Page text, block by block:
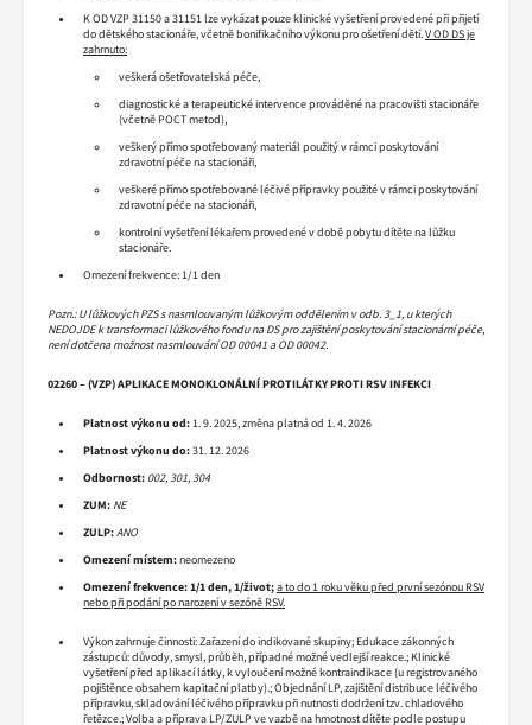
K OD VZP 31150 a 31151 lze vykázat pouze klinické vyšetření provedené při přijetí
do dětského stacionáře, včetně bonifikačního výkonu pro ošetření dětí.V OD DS je
zahrnuto:
veškerá ošetřovatelská péče,
diagnostické a terapeutické intervence prováděné na pracovišti stacionáře
(včetně POCT metod),
veškerý přímo spotřebovaný materiál použitý v rámci poskytování
zdravotní péče na stacionáři,
veškeré přímo spotřebované léčivé přípravky použité v rámci poskytování
zdravotní péče na stacionáři,
kontrolní vyšetření lékařem provedené v době pobytu dítěte na lůžku
stacionáře.
Omezení frekvence: 1/1 den
Pozn.: U lůžkových PZS s nasmlouvaným lůžkovým oddělením v odb. 3_1, u kterých
NEDOJDE k transformaci lůžkového fondu na DS pro zajištění poskytování stacionární péče,
není dotčena možnost nasmlouvání OD 00041 a OD 00042.
02260 – (VZP) APLIKACE MONOKLONÁLNÍ PROTILÁTKY PROTI RSV INFEKCI
Platnost výkonu od:1. 9. 2025, změna platná od 1. 4. 2026
Platnost výkonu do:31. 12. 2026
Odbornost: 002, 301, 304
ZUM: NE
ZULP:ANO
Omezení místem:neomezeno
Omezení frekvence: 1/1 den, 1/život;a to do 1 roku věku před první sezónou RSV
nebo při podání po narození v sezóně RSV.
Výkon zahrnuje činnosti: Zařazení do indikované skupiny; Edukace zákonných
zástupců: důvody, smysl, průběh, případné možné vedlejší reakce.; Klinické
vyšetření před aplikací látky, k vyloučení možné kontraindikace (u registrovaného
pojištěnce obsahem kapitační platby).; Objednání LP, zajištění distribuce léčivého
přípravku, skladování léčivého přípravku při nutnosti dodržení tzv. chladového
řetězce.; Volba a příprava LP/ZULP ve vazbě na hmotnost dítěte podle postupu